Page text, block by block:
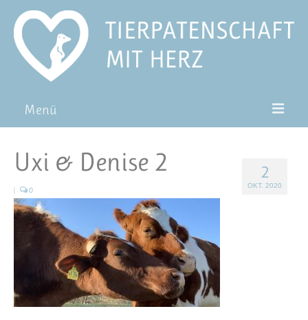
Menü
Pat*in werden
Patenschaft verschenken
Blog
2
OKT. 2020
Uxi & Denise 2
| 0